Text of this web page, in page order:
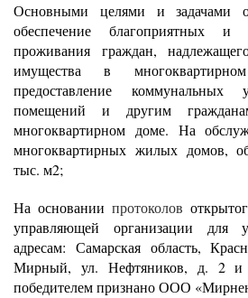
Основными целями и задачами
обеспечение благоприятных и
проживания граждан,
имущества в
предоставление коммунальных
помещений и другим
многоквартирном доме. На
многоквартирных жилых домов,
тыс. м2;
На основании протоколов
управляющей организации
адресам: Самарская область,
Мирный, ул. Нефтяников, д. 2
победителем признано ООО